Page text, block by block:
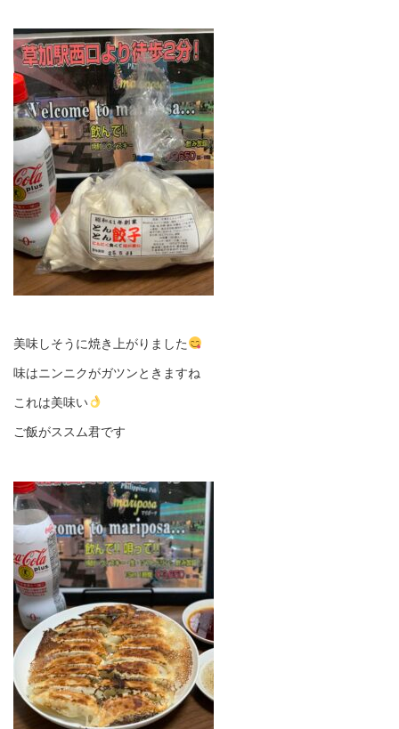
美味しそうに焼き上がりました
味はニンニクがガツンときますね
これは美味い
ご飯がススム君です